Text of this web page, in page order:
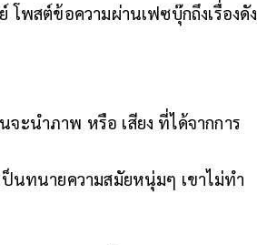
พสต์ข้อความผ่านเฟซบุ๊กถึงเรื่องดัง
ะนำภาพ หรือ เสียง ที่ได้จากการ
ป็นทนายความสมัยหนุ่มๆ เขาไม่ทำ